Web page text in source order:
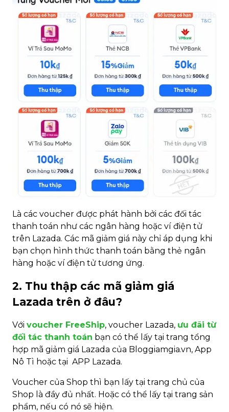
Là các voucher được phát hành bởi các đối tác
thanh toán như các ngân hàng hoặc ví điện tử
trên Lazada. Các mã giảm giá này chỉ áp dụng khi
bạn chọn hình thức thanh toán bằng thẻ ngân
hàng hoặc ví điện tử tương ứng.
2. Thu thập các mã giảm giá
Lazada trên ở đâu?
Với voucher FreeShip, voucher Lazada, ưu đãi từ
đối tác thanh toán bạn có thể lấy tại trang tổng
hợp mã giảm giá Lazada của Bloggiamgia.vn, App
Nô Tì hoặc tại APP Lazada.
Voucher của Shop thì bạn lấy tại trang chủ của
Shop là đầy đủ nhất. Hoặc có thể lấy tại trang sản
phẩm, nếu có nó sẽ hiện.